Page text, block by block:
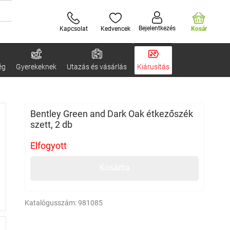
Kapcsolat Kedvencek Bejelentkezés Kosár
Gyerekeknek Utazás és vásárlás Kiárusítás
Bentley Green and Dark Oak étkezőszék
szett, 2 db
Elfogyott
Katalógusszám:981085